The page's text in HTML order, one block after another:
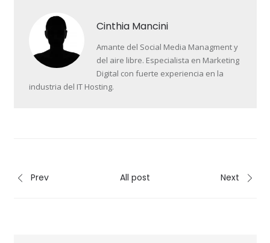
Cinthia Mancini
Amante del Social Media Managment y
del aire libre. Especialista en Marketing
Digital con fuerte experiencia en la
industria del IT Hosting.
Prev All post Next